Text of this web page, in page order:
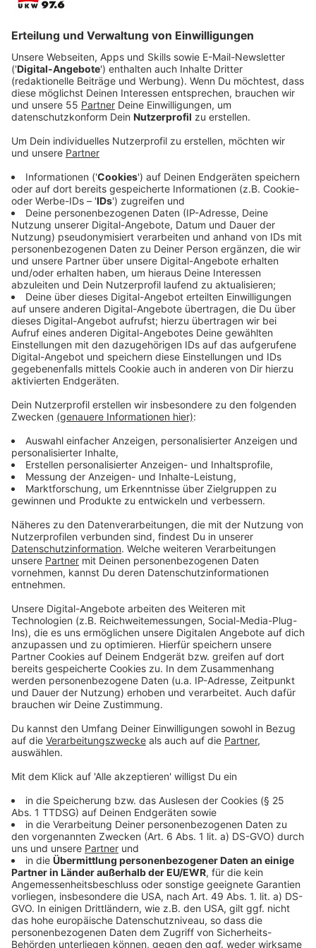
Veröffentlicht:
Anzeige
Neun Tage lang wird gefeiert. Das weckt die
Neugierde von Christian (Jack Reynor) , der gemeinsam
mit seiner Freundin Dani (Florence Pugh) extra die
weite Reise antritt. Doch vor Ort entpuppt sich das
„Midsommar“-Fest schnell als Fest der Gestörten.
Denn statt schwedischer Tradition mit fröhlichen
Tänzen und Blumenpflücken muss sich das Paar
seltsamen Ritualen unterziehen.
Anzeige
Wir benötigen Ihre
Zustimmung, um den YouTube
Video-Service zu laden!
Wir verwenden einen Service eines
Drittanbieters, um Videoinhalte
einzubetten. Dieser Service kann
Daten zu Ihren Aktivitäten
sammeln. Bitte lesen Sie die
Details durch und stimmen Sie der
Nutzung des Service zu, um dieses
Video anzusehen.
Akzeptieren
powered byUsercentrics Consent
Was geht in dem kleinen schwedischen Dorf während
der Sommersonnenwende vor sich? Christian und Dani
werden es schmerzhaft erfahren.
Anzeige
©Copyright Courtesy of A24
Dani kann sich nicht vor den Ritualen schützen. Sie ist
den Festivalgästen ausgeliefert.
dieser Sommersonnenwende geschieht, übersteigt
ihre Vorstellungskraft.
Anzeige